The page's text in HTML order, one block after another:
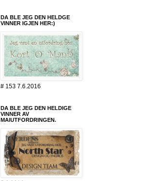
DA BLE JEG DEN HELDGE
VINNER IGJEN HER:)
# 153 7.6.2016
DA BLE JEG DEN HELDIGE
VINNER AV
MAIUTFORDRINGEN.